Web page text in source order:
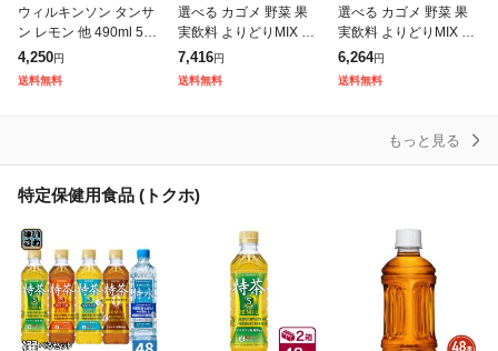
ウィルキンソン タンサ
ン レモン 他 490ml 500
ml ペットボトル 選べる
48本 (24本×2 まとめ買
4,250円
送料無料
選べる カゴメ 野菜 果
実飲料 よりどりMIX 19
5〜200ml 紙パック 72
本 (24本×3箱) よりどり
7,416円
送料無料
選べる カゴメ 野菜 果
実飲料 よりどりMIX 33
0ml LLプリズマ容器 紙
パック 36本 (12本×3箱)
6,264円
送料無料
もっと見る
特定保健用食品 (トクホ)